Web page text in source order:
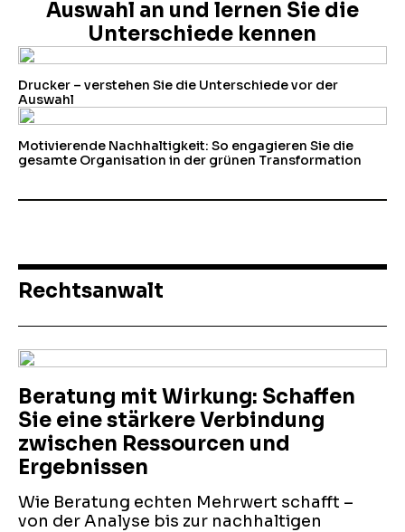
Auswahl an und lernen Sie die
Unterschiede kennen
Drucker – verstehen Sie die Unterschiede vor der
Auswahl
Motivierende Nachhaltigkeit: So engagieren Sie die
gesamte Organisation in der grünen Transformation
Rechtsanwalt
Beratung mit Wirkung: Schaffen
Sie eine stärkere Verbindung
zwischen Ressourcen und
Ergebnissen
Wie Beratung echten Mehrwert schafft –
von der Analyse bis zur nachhaltigen